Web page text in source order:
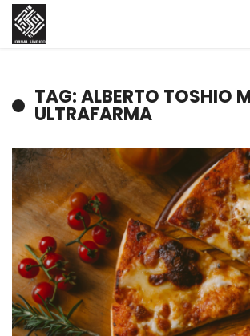
TAG: ALBERTO TOSHIO
ULTRAFARMA